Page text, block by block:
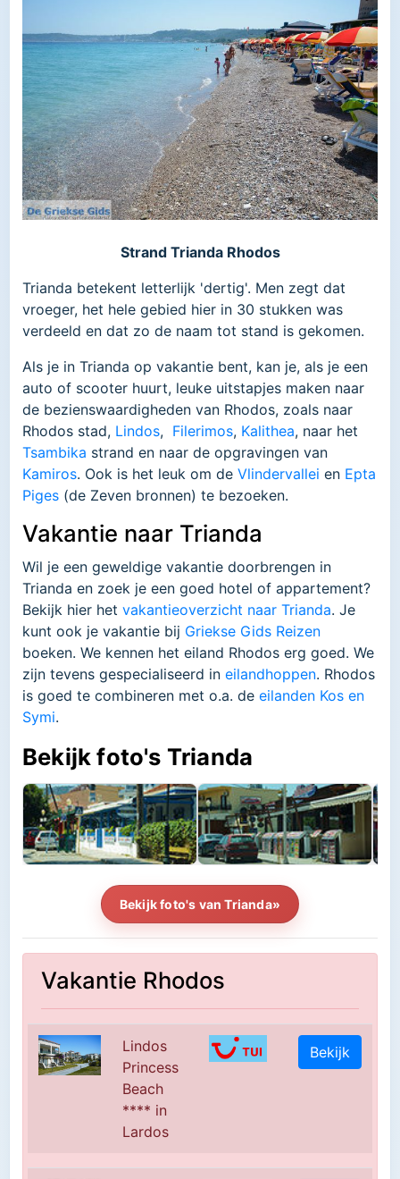
Strand Trianda Rhodos
Trianda betekent letterlijk 'dertig'. Men zegt dat
vroeger, het hele gebied hier in 30 stukken was
verdeeld en dat zo de naam tot stand is gekomen.
Als je in Trianda op vakantie bent, kan je, als je een
auto of scooter huurt, leuke uitstapjes maken naar
de bezienswaardigheden van Rhodos, zoals naar
Rhodos stad, Lindos, Filerimos, Kalithea, naar het
Tsambika strand en naar de opgravingen van
Kamiros. Ook is het leuk om de Vlindervallei en Epta
Piges (de Zeven bronnen) te bezoeken.
Vakantie naar Trianda
Wil je een geweldige vakantie doorbrengen in
Trianda en zoek je een goed hotel of appartement?
Bekijk hier het vakantieoverzicht naar Trianda. Je
kunt ook je vakantie bij Griekse Gids Reizen
boeken. We kennen het eiland Rhodos erg goed. We
zijn tevens gespecialiseerd in eilandhoppen. Rhodos
is goed te combineren met o.a. de eilanden Kos en
Symi.
Bekijk foto's Trianda
Bekijk foto's van Trianda»
Vakantie Rhodos
Lindos
Princess
Beach
**** in
Lardos
Bekijk